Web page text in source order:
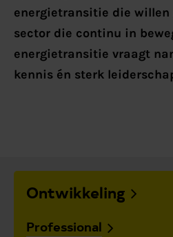
energietransitie die willen
sector die continu in
energietransitie vraagt
kennis én sterk
Ontwikkeling
Professional